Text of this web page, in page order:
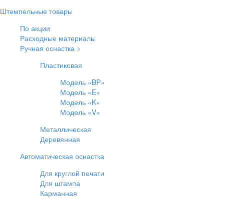
Штемпельные товары
По акции
Расходные материалы
Ручная оснастка >
Пластиковая
Модель «BP»
Модель «E»
Модель «K»
Модель «V»
Металлическая
Деревянная
Автоматическая оснастка
Для круглой печати
Для штампа
Карманная